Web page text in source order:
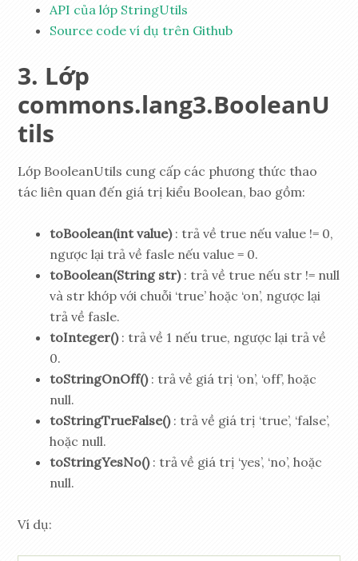
API của lớp StringUtils
Source code ví dụ trên Github
Lớp
commons.lang3.BooleanU
tils
Lớp BooleanUtils cung cấp các phương thức thao
tác liên quan đến giá trị kiểu Boolean, bao gồm:
toBoolean(int value): trả về true nếu value != 0,
ngược lại trả về fasle nếu value = 0.
toBoolean(String str): trả về true nếu str != null
và str khớp với chuỗi ‘true’ hoặc ‘on’, ngược lại
trả về fasle.
toInteger(): trả về 1 nếu true, ngược lại trả về
0.
toStringOnOff(): trả về giá trị ‘on’, ‘off’, hoặc
null.
toStringTrueFalse(): trả về giá trị ‘true’, ‘false’,
hoặc null.
toStringYesNo(): trả về giá trị ‘yes’, ‘no’, hoặc
null.
Ví dụ: